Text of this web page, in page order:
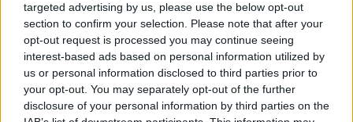
targeted advertising by us, please use the below opt-out
section to confirm your selection. Please note that after your
opt-out request is processed you may continue seeing
interest-based ads based on personal information utilized by
us or personal information disclosed to third parties prior to
your opt-out. You may separately opt-out of the further
disclosure of your personal information by third parties on the
Share:
Ακολουθήστε το Νewsit.gr στοGoogle Newsκαι
ενημερωθείτε πρώτοι για όλη την ειδησεογραφία και τα
τελευταία νέατης ημέρας